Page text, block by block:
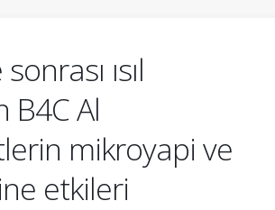
ısıl
B4C Al
mikroyapi ve
etkileri